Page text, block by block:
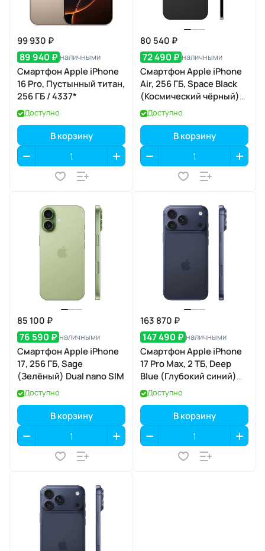
99 930 ₽
89 940 ₽ наличными
Смартфон Apple iPhone
16 Pro, Пустынный титан,
256 ГБ / 4337*
Доступно
В корзину
80 540 ₽
72 490 ₽ наличными
Смартфон Apple iPhone
Air, 256 ГБ, Space Black
(Космический чёрный)
Dual eSIM
Доступно
В корзину
85 100 ₽
76 590 ₽ наличными
Смартфон Apple iPhone
17, 256 ГБ, Sage
(Зелёный) Dual nano SIM
Доступно
В корзину
163 870 ₽
147 490 ₽ наличными
Смартфон Apple iPhone
17 Pro Max, 2 ТБ, Deep
Blue (Глубокий синий)
Dual eSIM
Доступно
В корзину